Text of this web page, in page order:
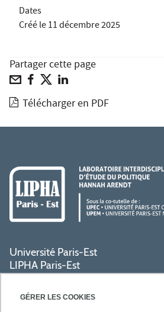
GÉRER LES COOKIES
Dates
Créé le11 décembre 2025
Partager cette page
Télécharger en PDF
Université Paris-Est
LIPHA Paris-Est
Campus Centre de Créteil
61, avenue du Général de Gaulle